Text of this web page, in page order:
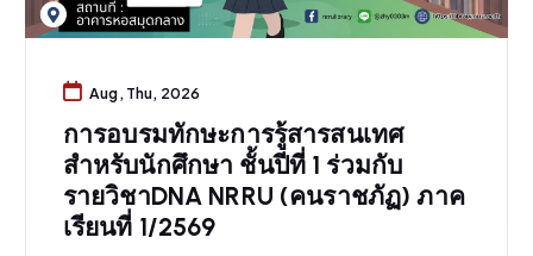
Aug, Thu, 2026
การอบรมทักษะการรู้สารสนเทศ
สำหรับนักศึกษา ชั้นปีที่ 1 ร่วมกับ
รายวิชาDNA NRRU (คนราชภัฏ) ภาค
เรียนที่ 1/2569